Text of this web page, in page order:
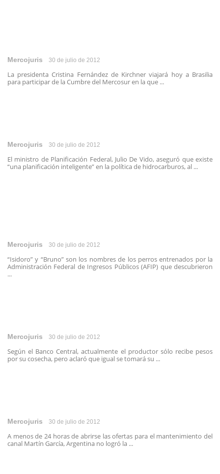
Mercojuris 30 de julio de 2012
La presidenta Cristina Fernández de Kirchner viajará hoy a Brasilia
para participar de la Cumbre del Mercosur en la que ...
Mercojuris 30 de julio de 2012
El ministro de Planificación Federal, Julio De Vido, aseguró que existe
“una planificación inteligente” en la política de hidrocarburos, al ...
Mercojuris 30 de julio de 2012
“Isidoro” y “Bruno” son los nombres de los perros entrenados por la
Administración Federal de Ingresos Públicos (AFIP) que descubrieron
...
Mercojuris 30 de julio de 2012
Según el Banco Central, actualmente el productor sólo recibe pesos
por su cosecha, pero aclaró que igual se tomará su ...
Mercojuris 30 de julio de 2012
A menos de 24 horas de abrirse las ofertas para el mantenimiento del
canal Martín García, Argentina no logró la ...